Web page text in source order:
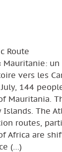
Route
Mauritanie:
vers les
July, 144
Mauritania.
Islands. The
routes,
Africa are
(…)